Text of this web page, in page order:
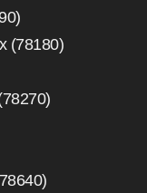
(78180)